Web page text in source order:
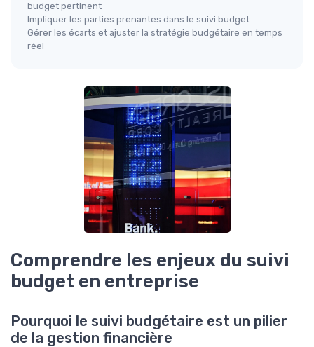
budget pertinent
Impliquer les parties prenantes dans le suivi budget
Gérer les écarts et ajuster la stratégie budgétaire en temps
réel
Comprendre les enjeux du suivi
budget en entreprise
Pourquoi le suivi budgétaire est un pilier
de la gestion financière